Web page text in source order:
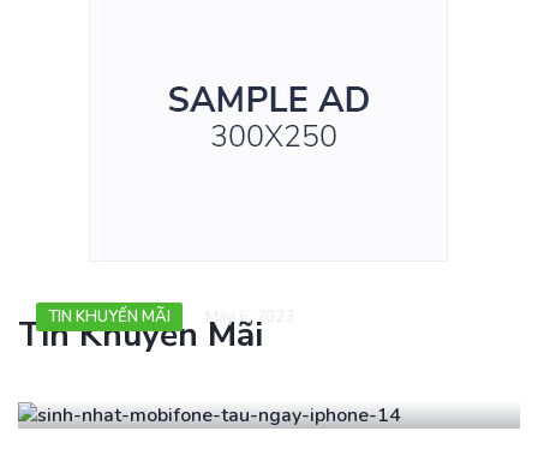
Tin Khuyến Mãi
TIN KHUYẾN MÃI May 6, 2023
Sinh nhật MobiFone – Tậu ngay